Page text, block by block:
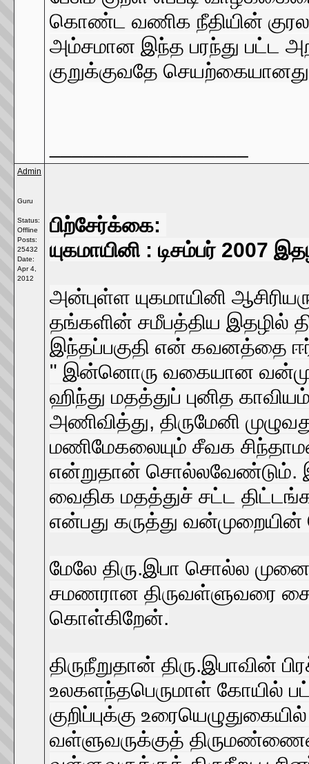
கொண்ட வணிக நீதியின்
அம்சமான இந்த பரந்து பட்ட
குறுக்குவதே
Admin
Guru
Status:
Offline
Posts:
25432
Date:
Apr 4,
2012
பிற்சேர்க்கை:
யுகமாயினி : டிசம்பர் 2007
அன்புள்ள யுகமாயினி
தங்களின் சமீபத்திய இதழில்
இந்தப்பகுதி என் கவனத்தை
" இன்னொரு வகையான
ஹிந்து மதத்துப் புனித
அணிவித்து, திருமேனி
மணிமேகலையும் சீவக
என்றுதான் சொல்லவேண்டும்.
வைதிக மதத்துச் சட்ட
என்பது கருத்து
மேலே திரு.இபா சொல்ல
சமணரான திருவள்ளுவரை
கொள்கிறேன்.
திருநீறுதான்
உலகளந்தபெருமாள் கோயில்
குறிப்புக்கு
வள்ளுவருக்குத்